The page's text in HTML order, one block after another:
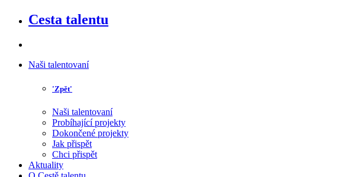
Cesta talentu
Naši talentovaní
'Zpět'
Naši talentovaní
Probíhající projekty
Dokončené projekty
Jak přispět
Chci přispět
Aktuality